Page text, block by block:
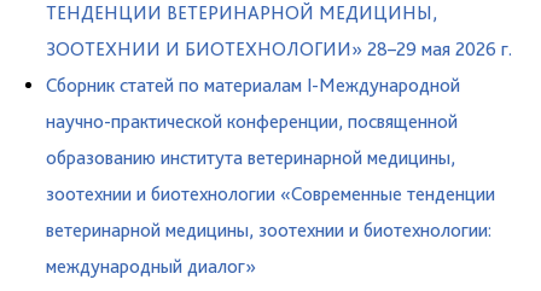
ТЕНДЕНЦИИ ВЕТЕРИНАРНОЙ МЕДИЦИНЫ,
ЗООТЕХНИИ И БИОТЕХНОЛОГИИ» 28–29 мая 2026 г.
Сборник статей по материалам I-Международной
научно-практической конференции, посвященной
образованию института ветеринарной медицины,
зоотехнии и биотехнологии «Современные тенденции
ветеринарной медицины, зоотехнии и биотехнологии:
международный диалог»